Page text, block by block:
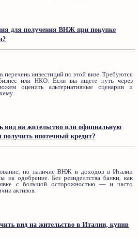
для получения ВНЖ при покупке
перечень инвестиций по этой визе. Требуются
или НКО. Если вы ищете путь через
оценить альтернативные сценарии и
вид на жительство или официальную
ипотечный кредит?
но наличие ВНЖ и доходов в Италии
на одобрение. Без резидентства банки, как
с большой осторожностью — и часто
активов.
вид на жительство в Италии, купив